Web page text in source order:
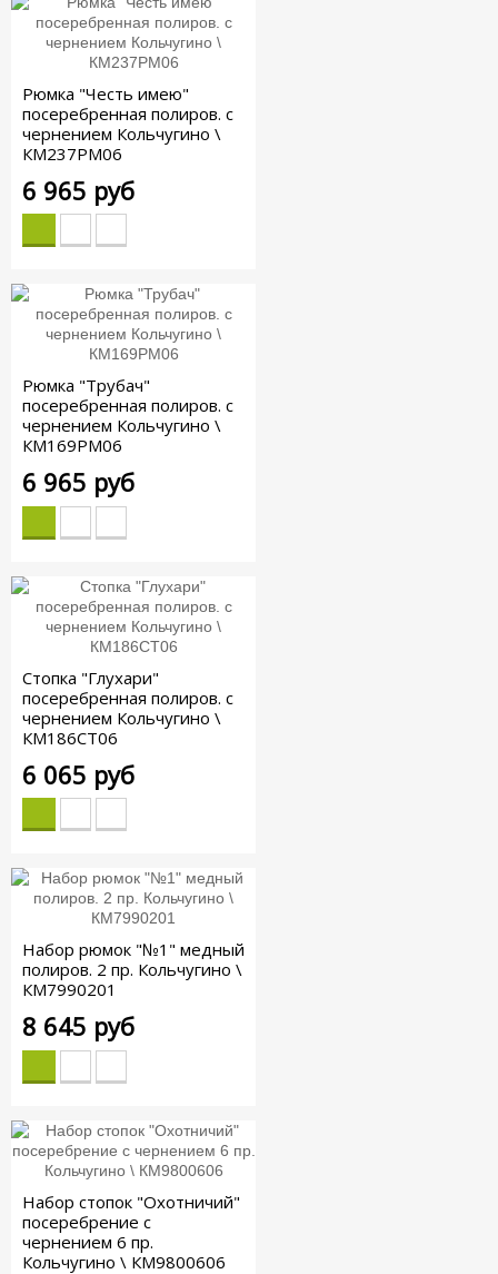
Рюмка "Честь имею"
посеребренная полиров. с
чернением Кольчугино \
КМ237РМ06
6 965 руб
Рюмка "Трубач"
посеребренная полиров. с
чернением Кольчугино \
КМ169РМ06
6 965 руб
Стопка "Глухари"
посеребренная полиров. с
чернением Кольчугино \
КМ186СТ06
6 065 руб
Набор рюмок "№1" медный
полиров. 2 пр. Кольчугино \
КМ7990201
8 645 руб
Набор стопок "Охотничий"
посеребрение с
чернением 6 пр.
Кольчугино \ КМ9800606